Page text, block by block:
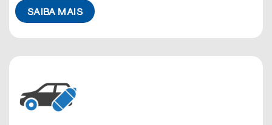
SAIBA MAIS